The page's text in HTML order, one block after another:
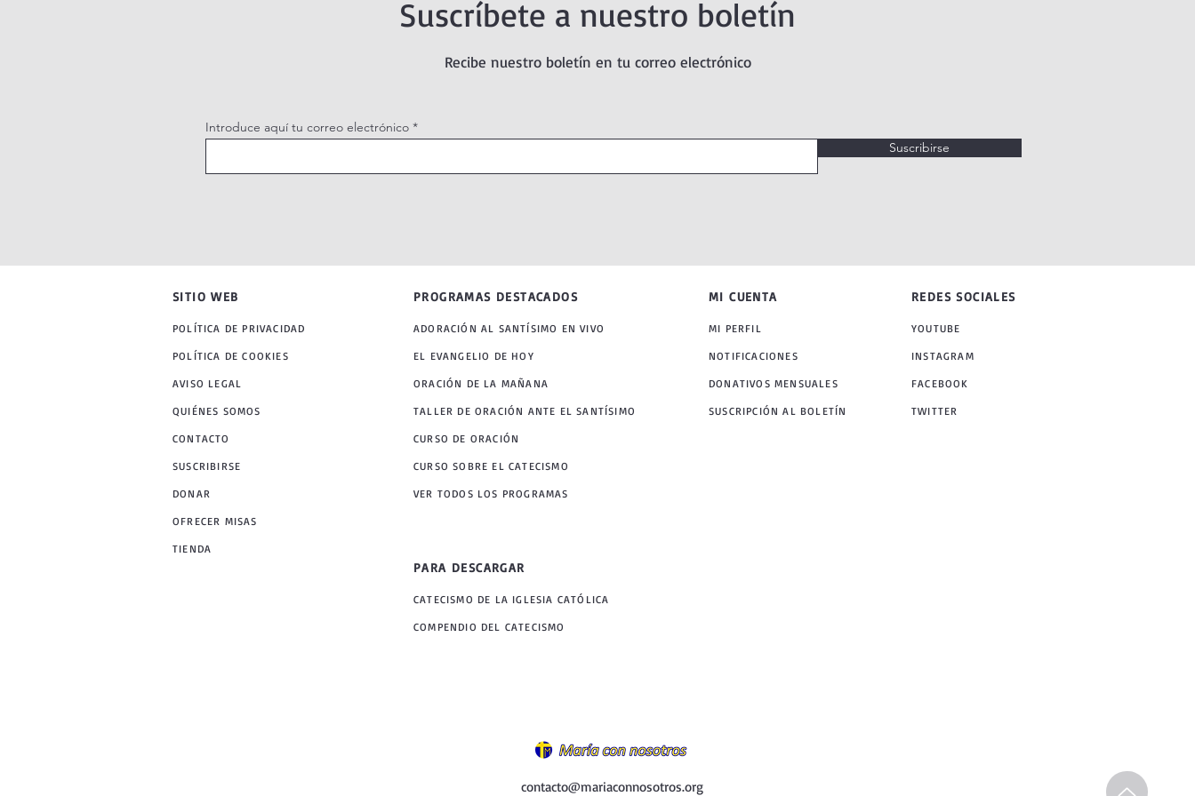
Suscríbete a nuestro boletín
Recibe nuestro boletín en tu correo electrónico
Introduce aquí tu correo electrónico
Suscribirse
SITIO WEB
POLÍTICA DE PRIVACIDAD
POLÍTICA DE COOKIES
AVISO LEGAL
QUIÉNES SOMOS
CONTACTO
SUSCRIBIRSE
DONAR
PROGRAMAS DESTACADOS
ADORACIÓN AL SANTÍSIMO EN VIVO
EL EVANGELIO DE HOY
ORACIÓN DE LA MAÑANA
TALLER DE ORACIÓN ANTE EL SANTÍSIMO
MI CUENTA
MI PERFIL
NOTIFICACIONES
DONATIVOS MENSUALES
SUSCRIPCIÓN AL BOLETÍN
REDES SOCIALES
YOUTUBE
INSTAGRAM
FACEBOOK
TWITTER
CURSO DE ORACIÓN
CURSO SOBRE EL CATECISMO
VER TODOS LOS PROGRAMAS
OFRECER MISAS
TIENDA
PARA DESCARGAR
CATECISMO DE LA IGLESIA CATÓLICA
COMPENDIO DEL CATECISMO
contacto@mariaconnosotros.org